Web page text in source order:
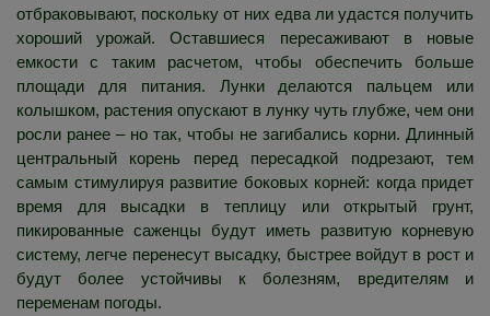
отбраковывают, поскольку от них едва ли удастся получить
хороший урожай. Оставшиеся пересаживают в новые
емкости с таким расчетом, чтобы обеспечить больше
площади для питания. Лунки делаются пальцем или
колышком, растения опускают в лунку чуть глубже, чем они
росли ранее – но так, чтобы не загибались корни. Длинный
центральный корень перед пересадкой подрезают, тем
самым стимулируя развитие боковых корней: когда придет
время для высадки в теплицу или открытый грунт,
пикированные саженцы будут иметь развитую корневую
систему, легче перенесут высадку, быстрее войдут в рост и
будут более устойчивы к болезням, вредителям и
переменам погоды.